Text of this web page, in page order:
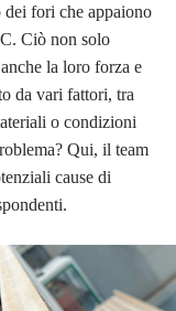
fori che appaiono
Ciò non solo
la loro forza e
da vari fattori, tra
o condizioni
Qui, il team
cause di